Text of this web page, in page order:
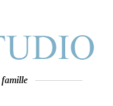
famille